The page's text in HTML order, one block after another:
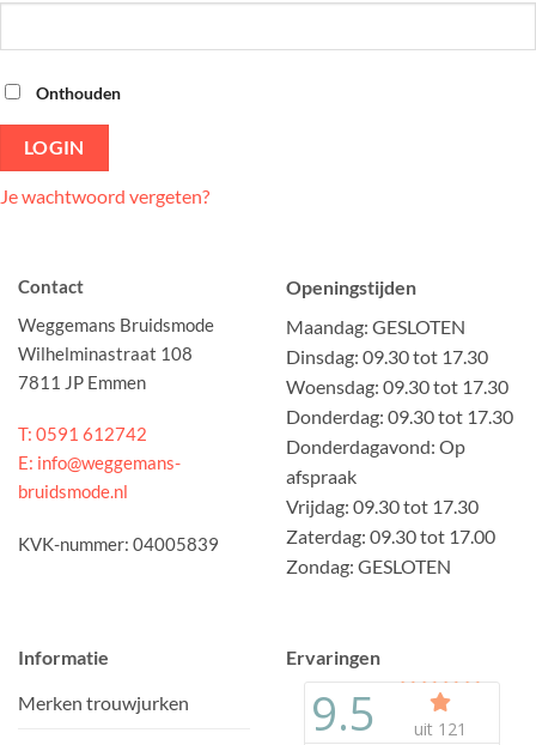
Onthouden
LOGIN
Je wachtwoord vergeten?
Contact
Weggemans Bruidsmode
Wilhelminastraat 108
7811 JP Emmen
T: 0591 612742
E: info@weggemans-
bruidsmode.nl
KVK-nummer: 04005839
Openingstijden
Maandag: GESLOTEN
Dinsdag: 09.30 tot 17.30
Woensdag: 09.30 tot 17.30
Donderdag: 09.30 tot 17.30
Donderdagavond: Op
afspraak
Vrijdag: 09.30 tot 17.30
Zaterdag: 09.30 tot 17.00
Zondag: GESLOTEN
Informatie
Merken trouwjurken
Ervaringen